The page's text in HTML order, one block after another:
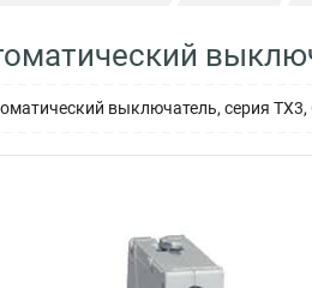
выключатель, серия